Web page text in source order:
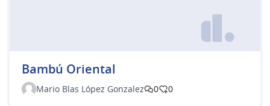
Bambú Oriental
Mario Blas López Gonzalez 0 0